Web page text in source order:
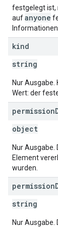
festgelegt ist,
aufanyone
kind
string
Nur Ausgabe.
Wert: der
permission
object
Nur
Element
wurden.
permission
string
Nur